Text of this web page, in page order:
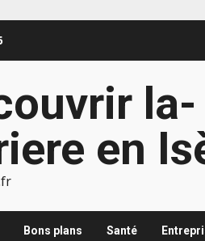
la-
en
Bons plans Santé